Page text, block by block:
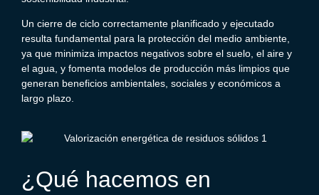
Un cierre de ciclo correctamente planificado y ejecutado
resulta fundamental para la protección del medio ambiente,
ya que minimiza impactos negativos sobre el suelo, el aire y
el agua, y fomenta modelos de producción más limpios que
generan beneficios ambientales, sociales y económicos a
largo plazo.
¿Qué hacemos en